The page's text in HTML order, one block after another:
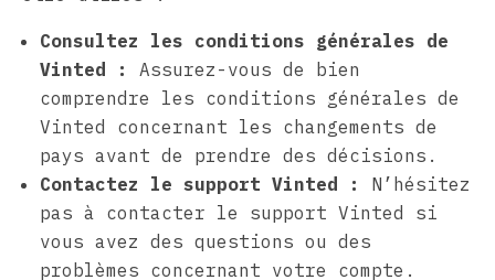
Consultez les conditions générales de
Vinted :
Assurez-vous de bien
comprendre les conditions générales de
Vinted concernant les changements de
pays avant de prendre des décisions.
Contactez le support Vinted :
N’hésitez
pas à contacter le support Vinted si
vous avez des questions ou des
problèmes concernant votre compte.